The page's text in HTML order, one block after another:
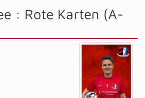
: Rote Karten (A-